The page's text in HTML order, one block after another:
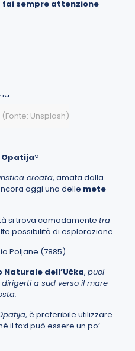
sempre attenzione
Unsplash)
Opatija?
croata, amata dalla
oggi una delle mete
si trova comodamente tra
possibilità di esplorazione.
Poljane (7885)
Naturale dell’Učka, puoi
a sud verso il mare
, è preferibile utilizzare
il taxi può essere un po’